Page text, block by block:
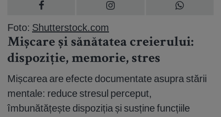
Foto: Shutterstock.com
Mișcare și sănătatea creierului:
dispoziție, memorie, stres
Mișcarea are efecte documentate asupra stării
mentale: reduce stresul perceput,
îmbunătățește dispoziția și susține funcțiile